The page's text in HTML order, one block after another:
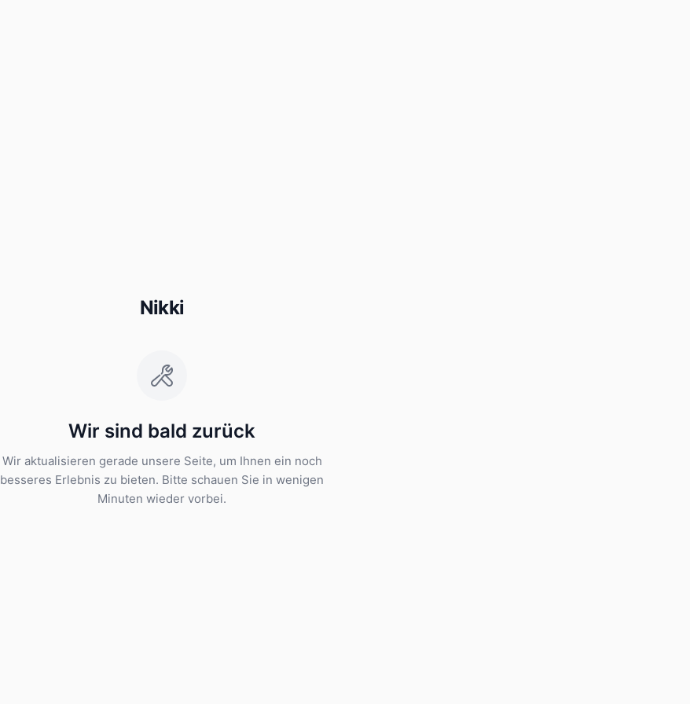
Nikki
Wir sind bald zurück
Wir aktualisieren gerade unsere Seite, um Ihnen ein noch
besseres Erlebnis zu bieten. Bitte schauen Sie in wenigen
Minuten wieder vorbei.